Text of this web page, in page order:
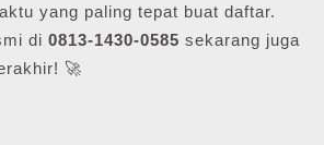
yang paling tepat buat daftar.
di 0813-1430-0585 sekarang juga
🚀